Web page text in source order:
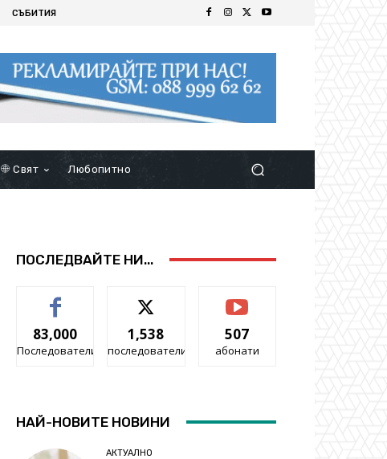
СЪБИТИЯ
Свят Любопитно
ПОСЛЕДВАЙТЕ НИ...
83,000
Последователи
1,538
последователи
507
абонати
НАЙ-НОВИТЕ НОВИНИ
АКТУАЛНО